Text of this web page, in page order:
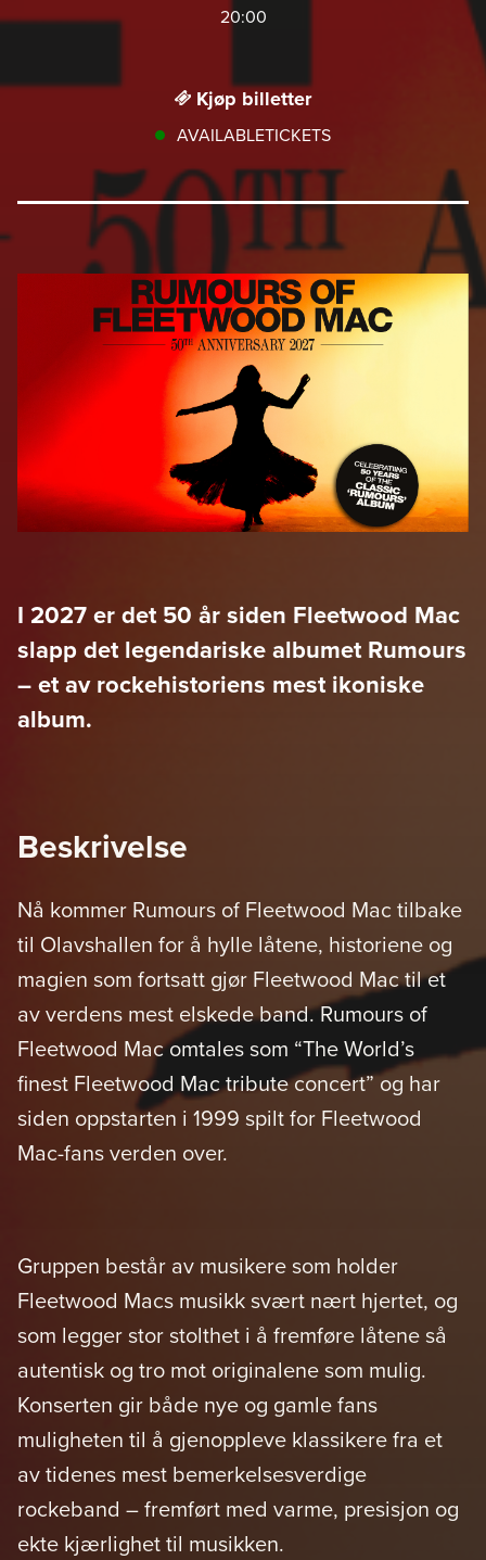
20:00
Kjøp billetter
AVAILABLETICKETS
I 2027 er det 50 år siden Fleetwood Mac
slapp det legendariske albumet Rumours
– et av rockehistoriens mest ikoniske
album.
Beskrivelse
Nå kommer Rumours of Fleetwood Mac tilbake
til Olavshallen for å hylle låtene, historiene og
magien som fortsatt gjør Fleetwood Mac til et
av verdens mest elskede band. Rumours of
Fleetwood Mac omtales som “The World’s
finest Fleetwood Mac tribute concert” og har
siden oppstarten i 1999 spilt for Fleetwood
Mac-fans verden over.
Gruppen består av musikere som holder
Fleetwood Macs musikk svært nært hjertet, og
som legger stor stolthet i å fremføre låtene så
autentisk og tro mot originalene som mulig.
Konserten gir både nye og gamle fans
muligheten til å gjenoppleve klassikere fra et
av tidenes mest bemerkelsesverdige
rockeband – fremført med varme, presisjon og
ekte kjærlighet til musikken.